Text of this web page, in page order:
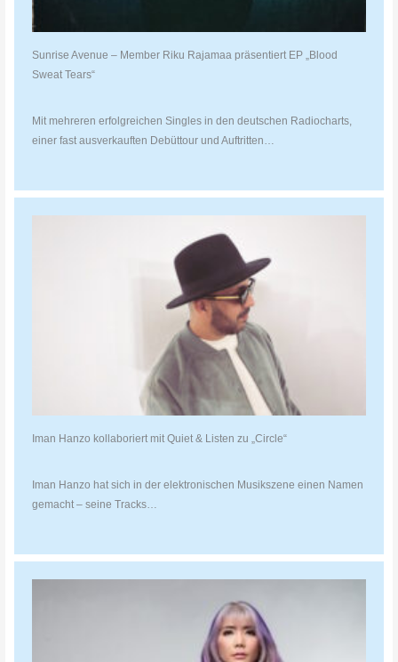
Sunrise Avenue – Member Riku Rajamaa präsentiert EP „Blood
Sweat Tears“
Mit mehreren erfolgreichen Singles in den deutschen Radiocharts,
einer fast ausverkauften Debüttour und Auftritten…
Iman Hanzo kollaboriert mit Quiet & Listen zu „Circle“
Iman Hanzo hat sich in der elektronischen Musikszene einen Namen
gemacht – seine Tracks…